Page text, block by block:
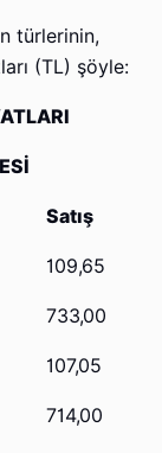
türlerinin,
(TL) şöyle:
Satış
109,65
733,00
107,05
714,00